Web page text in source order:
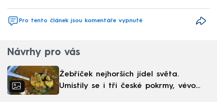
Pro tento článek jsou komentáře vypnuté
Návrhy pro vás
Žebříček nejhorších jídel světa.
Umístily se i tři české pokrmy, vévodí